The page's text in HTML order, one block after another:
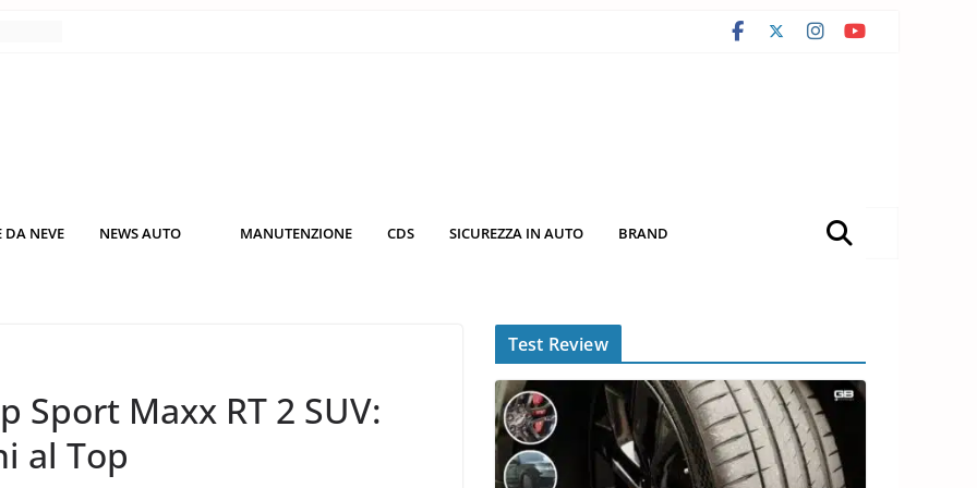
DA NEVE NEWS AUTO MANUTENZIONE CDS SICUREZZA IN AUTO BRAND
Sport Maxx RT 2 SUV:
al Top
Test Review